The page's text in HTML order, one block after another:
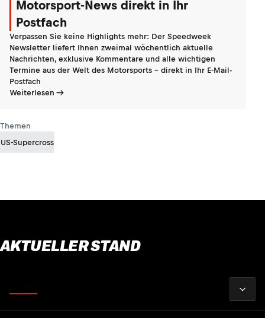
Motorsport-News direkt in Ihr
Postfach
Verpassen Sie keine Highlights mehr: Der Speedweek
Newsletter liefert Ihnen zweimal wöchentlich aktuelle
Nachrichten, exklusive Kommentare und alle wichtigen
Termine aus der Welt des Motorsports - direkt in Ihr E-Mail-
Postfach
Weiterlesen
Themen
US-Supercross
AKTUELLER STAND